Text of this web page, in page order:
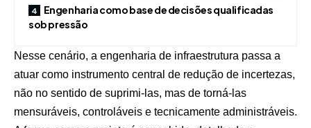
Engenharia como base de decisões qualificadas
sob pressão
Nesse cenário, a engenharia de infraestrutura passa a
atuar como instrumento central de redução de incertezas,
não no sentido de suprimi-las, mas de torná-las
mensuráveis, controláveis e tecnicamente administráveis.